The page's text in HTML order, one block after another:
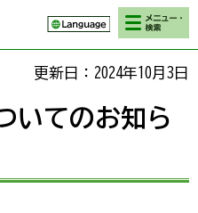
検索・メニ
ュー
更新日：2024年10月3日
いてのお知ら